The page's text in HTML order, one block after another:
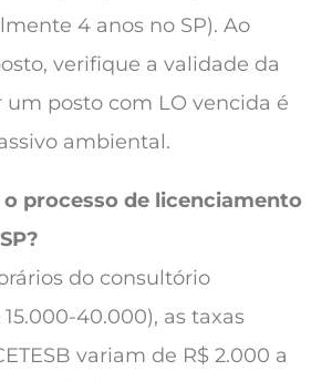
4 anos no SP). Ao
verifique a validade da
posto com LO vencida é
ambiental.
processo de licenciamento
do consultório
40.000), as taxas
variam de R$ 2.000 a